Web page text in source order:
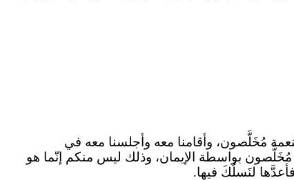
مُخَلَّصون، وأقامنا معه وأجلسنا معه في
بواسطة الإيمان، وذلك ليس منكم إنّما هو
لنَسلُكَ فيها.